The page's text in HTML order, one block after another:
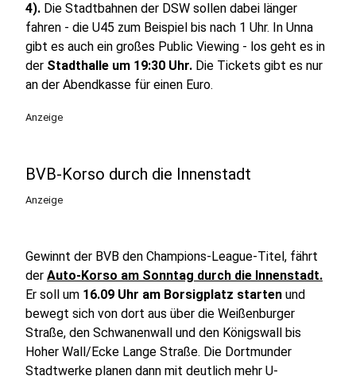
4). Die Stadtbahnen der DSW sollen dabei länger
fahren - die U45 zum Beispiel bis nach 1 Uhr. In Unna
gibt es auch ein großes Public Viewing - los geht es in
der Stadthalle um 19:30 Uhr. Die Tickets gibt es nur
an der Abendkasse für einen Euro.
Anzeige
BVB-Korso durch die Innenstadt
Anzeige
Gewinnt der BVB den Champions-League-Titel, fährt
der Auto-Korso am Sonntag durch die Innenstadt.
Er soll um 16.09 Uhr am Borsigplatz starten und
bewegt sich von dort aus über die Weißenburger
Straße, den Schwanenwall und den Königswall bis
Hoher Wall/Ecke Lange Straße. Die Dortmunder
Stadtwerke planen dann mit deutlich mehr U-